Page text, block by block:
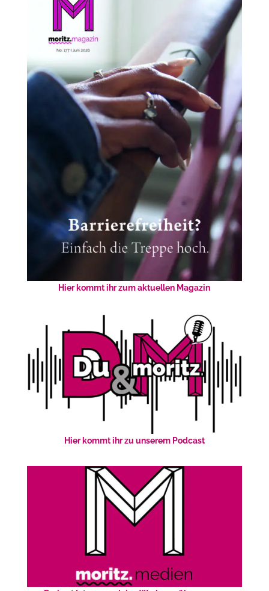
Hier kommt ihr zum aktuellen Magazin
Hier kommt ihr zu unserem Podcast